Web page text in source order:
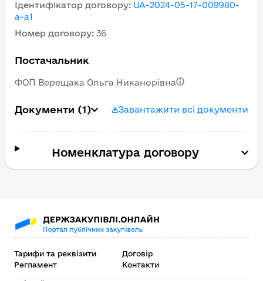
Ідентифікатор договору: UA-2024-05-17-009980-
a-a1
Номер договору: 36
Постачальник
ФОП Верещака Ольга Никанорівна
Документи (1) Завантажити всі документи
Номенклатура договору
Тарифи та реквізити
Договір
Регламент
Контакти